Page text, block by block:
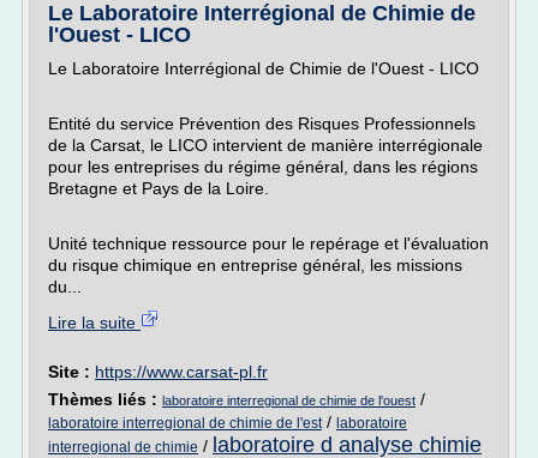
Le Laboratoire Interrégional de Chimie de
l'Ouest - LICO
Le Laboratoire Interrégional de Chimie de l'Ouest - LICO
Entité du service Prévention des Risques Professionnels
de la Carsat, le LICO intervient de manière interrégionale
pour les entreprises du régime général, dans les régions
Bretagne et Pays de la Loire.
Unité technique ressource pour le repérage et l'évaluation
du risque chimique en entreprise général, les missions
du...
Lire la suite
Site : https://www.carsat-pl.fr
Thèmes liés : laboratoire interregional de chimie de l'ouest /
laboratoire interregional de chimie de l'est/ laboratoire
interregional de chimie / laboratoire d analyse chimie